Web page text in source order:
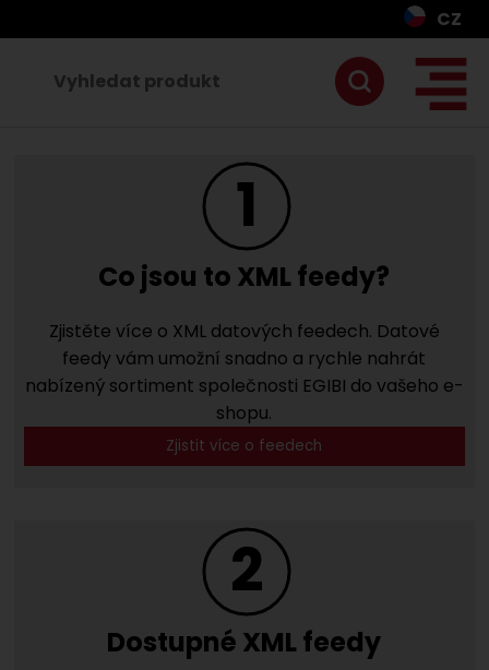
CZ
1
Co jsou to XML feedy?
Zjistěte více o XML datových feedech. Datové
feedy vám umožní snadno a rychle nahrát
nabízený sortiment společnosti EGIBI do vašeho e-
shopu.
Zjistit více o feedech
2
Dostupné XML feedy